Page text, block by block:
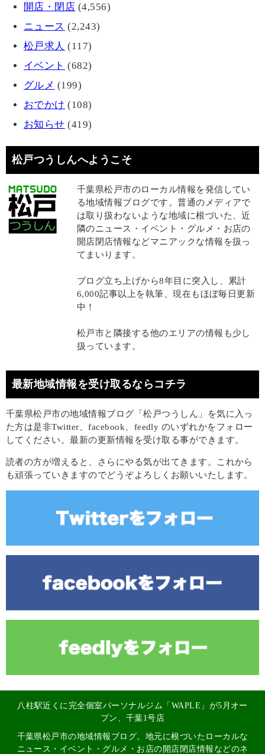
開店・閉店 (4,556)
ニュース (2,243)
松戸求人 (117)
イベント (682)
グルメ (199)
おでかけ (108)
お知らせ (419)
松戸つうしんへようこそ
千葉県松戸市のローカル情報を発信してい
る地域情報ブログです。普通のメディアで
は取り扱わないような地域に根づいた、近
隣のニュース・イベント・グルメ・お店の
開店閉店情報などマニアックな情報を扱っ
てまいります。
ブログ立ち上げから8年目に突入し、累計
6,000記事以上を執筆、現在もほぼ毎日更新
中！
松戸市と隣接する他のエリアの情報も少し
扱っています。
最新地域情報を受け取るならコチラ
千葉県松戸市の地域情報ブログ「松戸つうしん」を気に入っ
た方は是非Twitter、facebook、feedly のいずれかをフォロー
してください。最新の更新情報を受け取る事ができます。
読者の方が増えると、さらにやる気が出てきます。これから
も頑張っていきますのでどうぞよろしくお願いいたします。
八柱駅近くに完全個室パーソナルジム「WAPLE」が5月オー
プン、千葉1号店
千葉県松戸市の地域情報ブログ。地元に根づいたローカルな
ニュース・イベント・グルメ・お店の開店閉店情報などのネ